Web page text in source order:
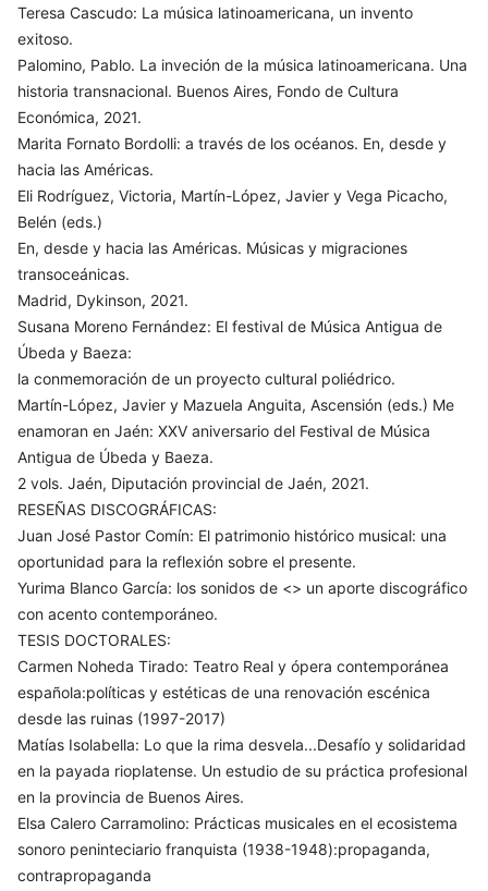
Teresa Cascudo: La música latinoamericana, un invento
exitoso.
Palomino, Pablo. La inveción de la música latinoamericana. Una
historia transnacional. Buenos Aires, Fondo de Cultura
Económica, 2021.
Marita Fornato Bordolli: a través de los océanos. En, desde y
hacia las Américas.
Eli Rodríguez, Victoria, Martín-López, Javier y Vega Picacho,
Belén (eds.)
En, desde y hacia las Américas. Músicas y migraciones
transoceánicas.
Madrid, Dykinson, 2021.
Susana Moreno Fernández: El festival de Música Antigua de
Úbeda y Baeza:
la conmemoración de un proyecto cultural poliédrico.
Martín-López, Javier y Mazuela Anguita, Ascensión (eds.) Me
enamoran en Jaén: XXV aniversario del Festival de Música
Antigua de Úbeda y Baeza.
2 vols. Jaén, Diputación provincial de Jaén, 2021.
RESEÑAS DISCOGRÁFICAS:
Juan José Pastor Comín: El patrimonio histórico musical: una
oportunidad para la reflexión sobre el presente.
Yurima Blanco García: los sonidos de <> un aporte discográfico
con acento contemporáneo.
TESIS DOCTORALES:
Carmen Noheda Tirado: Teatro Real y ópera contemporánea
española:políticas y estéticas de una renovación escénica
desde las ruinas (1997-2017)
Matías Isolabella: Lo que la rima desvela...Desafío y solidaridad
en la payada rioplatense. Un estudio de su práctica profesional
en la provincia de Buenos Aires.
Elsa Calero Carramolino: Prácticas musicales en el ecosistema
sonoro peninteciario franquista (1938-1948):propaganda,
contrapropaganda